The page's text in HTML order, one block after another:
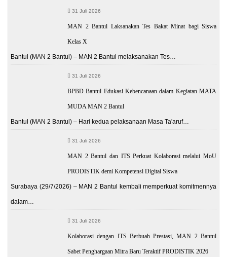
31 Juli 2026
MAN 2 Bantul Laksanakan Tes Bakat Minat bagi Siswa
Kelas X
Bantul (MAN 2 Bantul) – MAN 2 Bantul melaksanakan Tes…
31 Juli 2026
BPBD Bantul Edukasi Kebencanaan dalam Kegiatan MATA
MUDA MAN 2 Bantul
Bantul (MAN 2 Bantul) – Hari kedua pelaksanaan Masa Ta'aruf…
31 Juli 2026
MAN 2 Bantul dan ITS Perkuat Kolaborasi melalui MoU
PRODISTIK demi Kompetensi Digital Siswa
Surabaya (29/7/2026) – MAN 2 Bantul kembali memperkuat komitmennya
dalam…
31 Juli 2026
Kolaborasi dengan ITS Berbuah Prestasi, MAN 2 Bantul
Sabet Penghargaan Mitra Baru Teraktif PRODISTIK 2026